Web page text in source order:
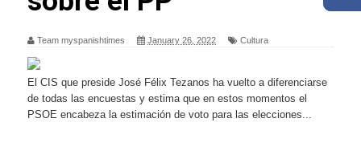
Team myspanishtimes January 26, 2022 Cultura
El CIS que preside José Félix Tezanos ha vuelto a diferenciarse
de todas las encuestas y estima que en estos momentos el
PSOE encabeza la estimación de voto para las elecciones...